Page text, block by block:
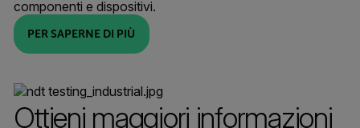
componenti e dispositivi.
PER SAPERNE DI PIÙ
Ottieni maggiori informazioni